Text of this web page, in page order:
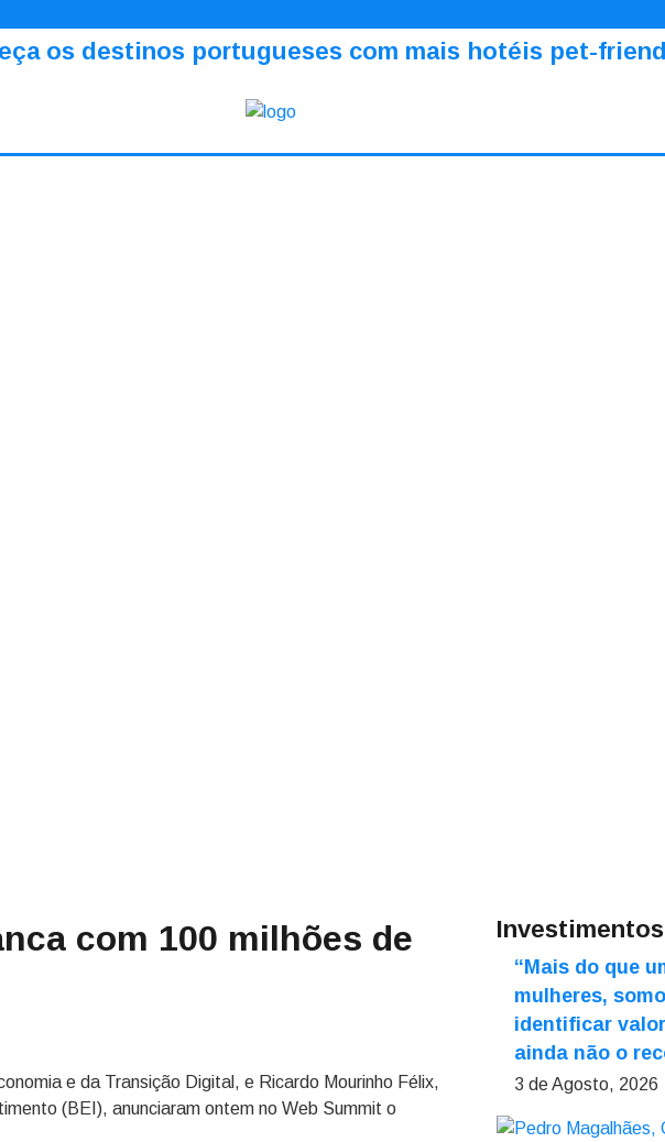
os destinos portugueses com mais hotéis pet-
com 100 milhões de
e da Transição Digital, e Ricardo Mourinho Félix,
(BEI), anunciaram ontem no Web Summit o
Investimentos
“Mais do que
mulheres,
identificar
ainda não o
3 de Agosto, 2026